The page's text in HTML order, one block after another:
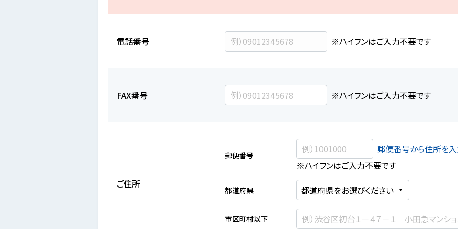
電話番号 ※ハイフンはご入力不要です
FAX番号 ※ハイフンはご入力不要です
ご住所
郵便番号
郵便番号から住所を
※ハイフンはご入力不要です
都道府県
市区町村以下